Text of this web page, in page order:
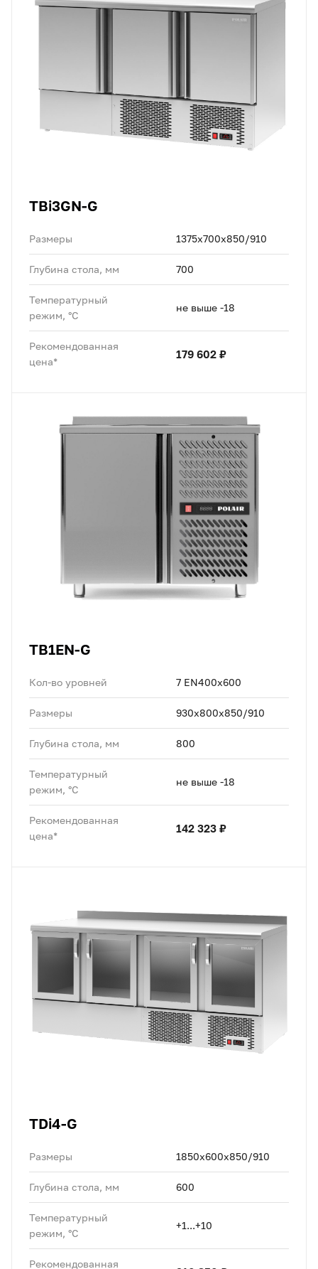
TBi3GN-G
Размеры 1375х700х850/910
Глубина стола, мм 700
Температурный
режим, °C
не выше -18
Рекомендованная
цена*
179 602 ₽
TB1EN-G
Кол-во уровней 7 EN400х600
Размеры 930x800x850/910
Глубина стола, мм 800
Температурный
режим, °C
не выше -18
Рекомендованная
цена*
142 323 ₽
TDi4-G
Размеры 1850x600x850/910
Глубина стола, мм 600
Температурный
режим, °C
+1...+10
Рекомендованная